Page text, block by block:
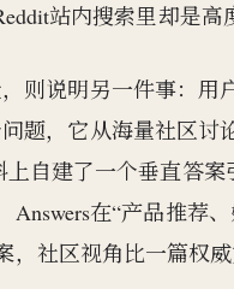
站内搜索里却是高
则说明另一件事：用
题，它从海量社区
上自建了一个垂直答
在“产品推荐
社区视角比一篇权威